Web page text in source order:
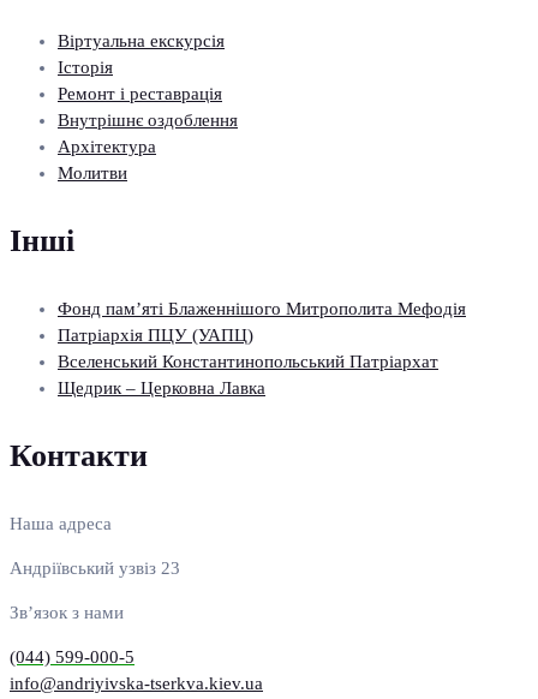
Віртуальна екскурсія
Історія
Ремонт і реставрація
Внутрішнє оздоблення
Архітектура
Молитви
Інші
Фонд пам’яті Блаженнішого Митрополита Мефодія
Патріархія ПЦУ (УАПЦ)
Вселенський Константинопольський Патріархат
Щедрик – Церковна Лавка
Контакти
Наша адреса
Андріївський узвіз 23
Зв’язок з нами
(044) 599-000-5
info@andriyivska-tserkva.kiev.ua